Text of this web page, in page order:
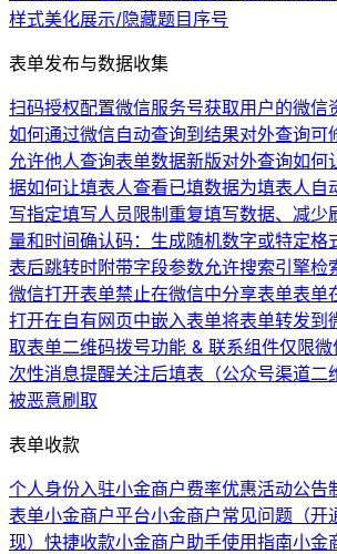
样式美化展示/隐藏题目序号
表单发布与数据收集
扫码授权配置微信服务号获取用户的微信
如何通过微信自动查询到结果对外查询可
允许他人查询表单数据新版对外查询如何
据如何让填表人查看已填数据为填表人自
写指定填写人员限制重复填写数据、减少
量和时间确认码：生成随机数字或特定格
表后跳转时附带字段参数允许搜索引擎检
微信打开表单禁止在微信中分享表单表单
打开在自有网页中嵌入表单将表单转发到
取表单二维码拨号功能 & 联系组件仅限微
次性消息提醒关注后填表（公众号渠道二
被恶意刷取
表单收款
个人身份入驻小金商户费率优惠活动公告
表单小金商户平台小金商户常见问题（开
现） 快捷收款小金商户助手使用指南小金